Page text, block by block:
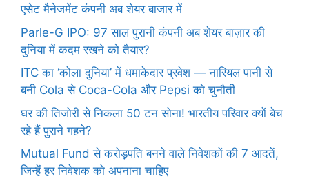
एसेट मैनेजमेंट कंपनी अब शेयर बाजार में
Parle-G IPO: 97 साल पुरानी कंपनी अब शेयर बाज़ार की
दुनिया में कदम रखने को तैयार?
ITC का ‘कोला दुनिया’ में धमाकेदार प्रवेश — नारियल पानी से
बनी Cola से Coca-Cola और Pepsi को चुनौती
घर की तिजोरी से निकला 50 टन सोना! भारतीय परिवार क्यों बेच
रहे हैं पुराने गहने?
Mutual Fund से करोड़पति बनने वाले निवेशकों की 7 आदतें,
जिन्हें हर निवेशक को अपनाना चाहिए